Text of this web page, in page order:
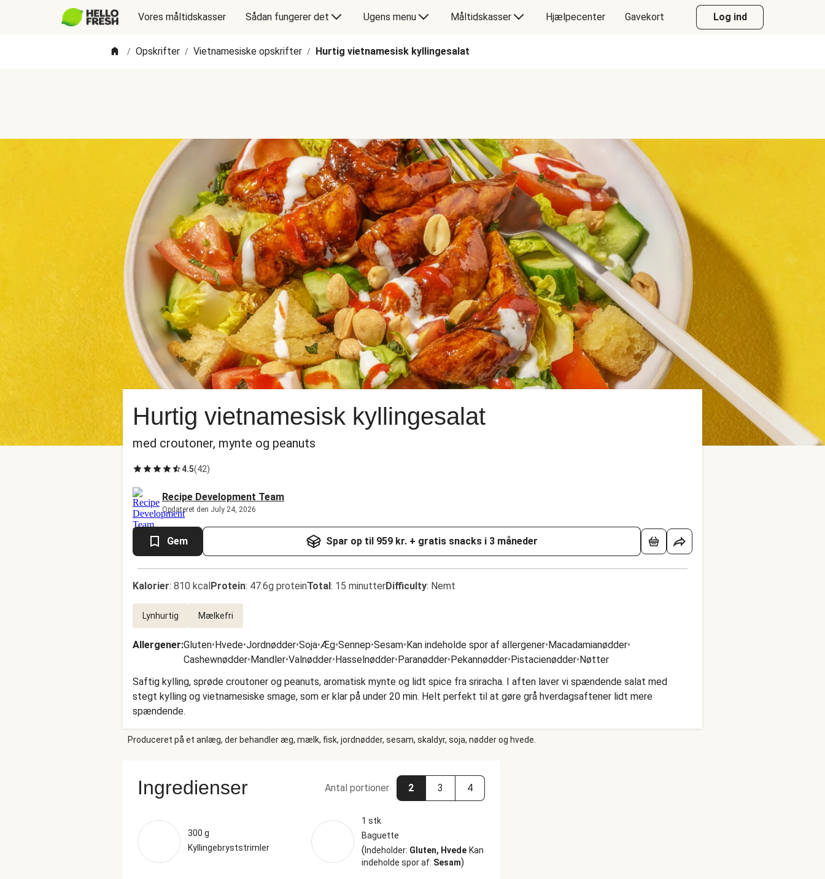
Vores måltidskasser Sådan fungerer det Ugens menu Måltidskasser Hjælpecenter Gavekort Log ind
/ Opskrifter / Vietnamesiske opskrifter / Hurtig vietnamesisk kyllingesalat
Hurtig vietnamesisk kyllingesalat
med croutoner, mynte og peanuts
4.5(42)
Recipe Development Team
Opdateret den July 24, 2026
Gem Spar op til 959 kr. + gratis snacks i 3 måneder
Kalorier: 810 kcalProtein: 47.6g proteinTotal: 15 minutterDifficulty: Nemt
Lynhurtig Mælkefri
Allergener:Gluten•Hvede•Jordnødder•Soja•Æg•Sennep•Sesam•Kan indeholde spor af allergener•Macadamianødder•
Cashewnødder•Mandler•Valnødder•Hasselnødder•Paranødder•Pekannødder•Pistacienødder•Nøtter
Saftig kylling, sprøde croutoner og peanuts, aromatisk mynte og lidt spice fra sriracha. I aften laver vi spændende salat med
stegt kylling og vietnamesiske smage, som er klar på under 20 min. Helt perfekt til at gøre grå hverdagsaftener lidt mere
spændende.
Produceret på et anlæg, der behandler æg, mælk, fisk, jordnødder, sesam, skaldyr, soja, nødder og hvede.
Ingredienser Antal portioner 2 3 4
300 g
Kyllingebryststrimler
1 stk
Baguette
(Indeholder: Gluten, Hvede Kan
indeholde spor af: Sesam)